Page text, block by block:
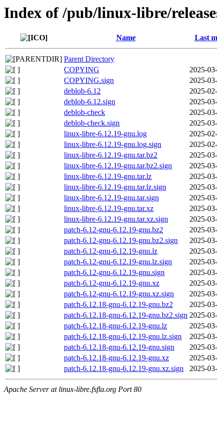
Index of /pub/linux-libre/
Name Last
Parent Directory
COPYING
2025-
COPYING.sign
2025-
deblob-6.12
2025-
deblob-6.12.sign
2025-
deblob-check
2025-
deblob-check.sign
2025-
linux-libre-6.12.19-gnu.log
2025-
linux-libre-6.12.19-gnu.log.sign
2025-
linux-libre-6.12.19-gnu.tar.bz2
2025-
linux-libre-6.12.19-gnu.tar.bz2.sign
2025-
linux-libre-6.12.19-gnu.tar.lz
2025-
linux-libre-6.12.19-gnu.tar.lz.sign
2025-
linux-libre-6.12.19-gnu.tar.sign
2025-
linux-libre-6.12.19-gnu.tar.xz
2025-
linux-libre-6.12.19-gnu.tar.xz.sign
2025-
patch-6.12-gnu-6.12.19-gnu.bz2
2025-
patch-6.12-gnu-6.12.19-gnu.bz2.sign
2025-
patch-6.12-gnu-6.12.19-gnu.lz
2025-
patch-6.12-gnu-6.12.19-gnu.lz.sign
2025-
patch-6.12-gnu-6.12.19-gnu.sign
2025-
patch-6.12-gnu-6.12.19-gnu.xz
2025-
patch-6.12-gnu-6.12.19-gnu.xz.sign
2025-
patch-6.12.18-gnu-6.12.19-gnu.bz2
2025-
patch-6.12.18-gnu-6.12.19-gnu.bz2.sign 2025-
patch-6.12.18-gnu-6.12.19-gnu.lz
2025-
patch-6.12.18-gnu-6.12.19-gnu.lz.sign
2025-
patch-6.12.18-gnu-6.12.19-gnu.sign
2025-
patch-6.12.18-gnu-6.12.19-gnu.xz
2025-
patch-6.12.18-gnu-6.12.19-gnu.xz.sign
2025-
Apache Server at linux-libre.fsfla.org Port 80